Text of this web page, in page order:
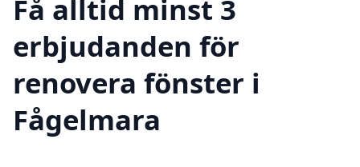
Få alltid minst 3
erbjudanden för
renovera fönster i
Fågelmara